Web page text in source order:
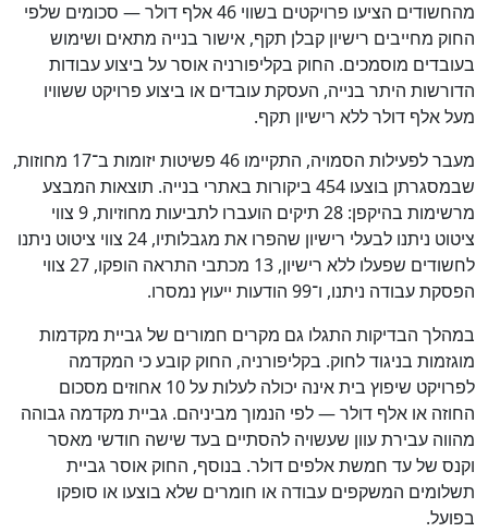
מהחשודים הציעו פרויקטים בשווי 46 אלף דולר — סכומים שלפי
החוק מחייבים רישיון קבלן תקף, אישור בנייה מתאים ושימוש
בעובדים מוסמכים. החוק בקליפורניה אוסר על ביצוע עבודות
הדורשות היתר בנייה, העסקת עובדים או ביצוע פרויקט ששוויו
מעל אלף דולר ללא רישיון תקף.
מעבר לפעילות הסמויה, התקיימו 46 פשיטות יזומות ב־17 מחוזות,
שבמסגרתן בוצעו 454 ביקורות באתרי בנייה. תוצאות המבצע
מרשימות בהיקפן: 28 תיקים הועברו לתביעות מחוזיות, 9 צווי
ציטוט ניתנו לבעלי רישיון שהפרו את מגבלותיו, 24 צווי ציטוט ניתנו
לחשודים שפעלו ללא רישיון, 13 מכתבי התראה הופקו, 27 צווי
הפסקת עבודה ניתנו, ו־99 הודעות ייעוץ נמסרו.
במהלך הבדיקות התגלו גם מקרים חמורים של גביית מקדמות
מוגזמות בניגוד לחוק. בקליפורניה, החוק קובע כי המקדמה
לפרויקט שיפוץ בית אינה יכולה לעלות על 10 אחוזים מסכום
החוזה או אלף דולר — לפי הנמוך מביניהם. גביית מקדמה גבוהה
מהווה עבירת עוון שעשויה להסתיים בעד שישה חודשי מאסר
וקנס של עד חמשת אלפים דולר. בנוסף, החוק אוסר גביית
תשלומים המשקפים עבודה או חומרים שלא בוצעו או סופקו
בפועל.
100 %כן